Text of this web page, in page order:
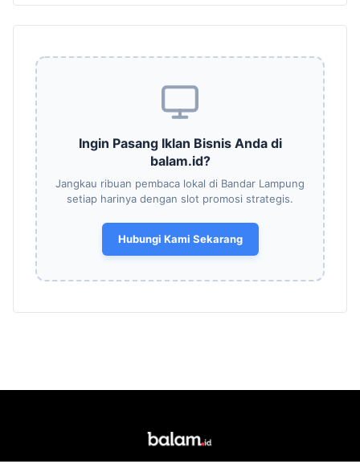
Ingin Pasang Iklan Bisnis Anda di
balam.id?
Jangkau ribuan pembaca lokal di Bandar Lampung
setiap harinya dengan slot promosi strategis.
Hubungi Kami Sekarang